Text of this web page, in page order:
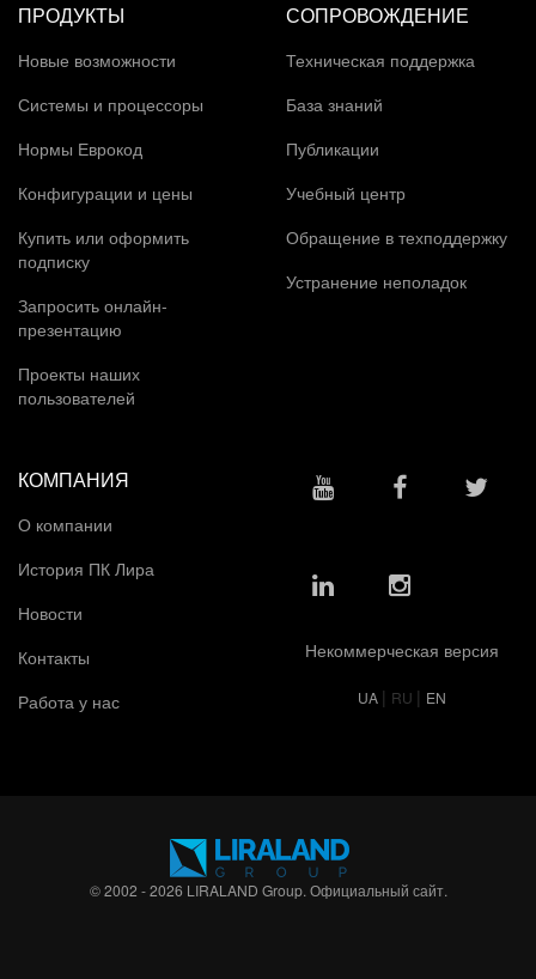
ПРОДУКТЫ
Новые возможности
Системы и процессоры
Нормы Еврокод
Конфигурации и цены
Купить или оформить
подписку
Запросить онлайн-
презентацию
Проекты наших
пользователей
СОПРОВОЖДЕНИЕ
Техническая поддержка
База знаний
Публикации
Учебный центр
Обращение в техподдержку
Устранение неполадок
КОМПАНИЯ
О компании
История ПК Лира
Новости
Контакты
Работа у нас
Некоммерческая версия
UA | RU | EN
© 2002 - 2026 LIRALAND Group. Официальный сайт.